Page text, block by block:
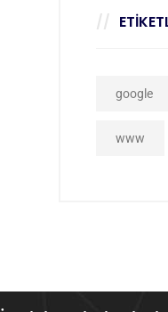
google
www